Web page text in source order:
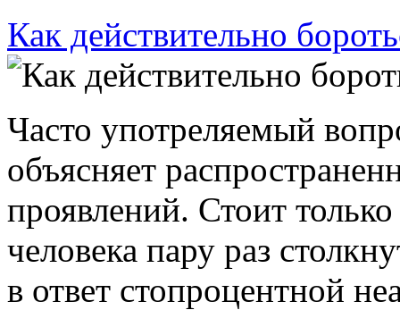
Как действительно
Часто употреляемый
объясняет
проявлений. Стоит
человека пару раз
в ответ стопроцентной